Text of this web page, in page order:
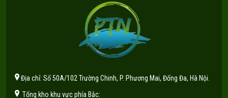
Địa chỉ: Số 50A/102 Trường Chinh, P. Phương Mai, Đống Đa, Hà Nội.
Tổng kho khu vực phía Bắc: